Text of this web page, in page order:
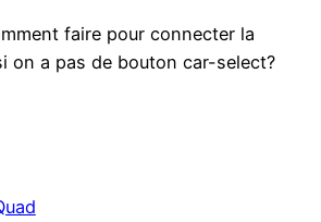
faire pour connecter la
on a pas de bouton car-select?